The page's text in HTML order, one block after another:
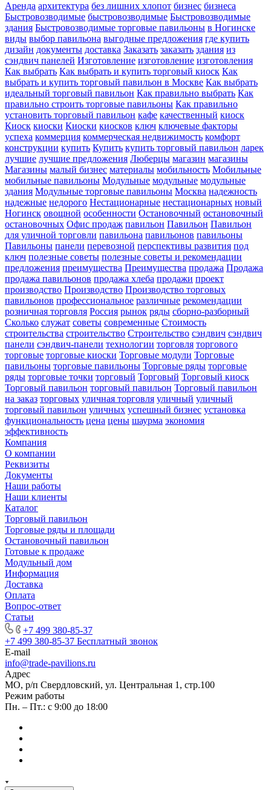
Аренда архитектура без лишних хлопот бизнес бизнеса
Быстровозводимые быстровозводимые Быстровозводимые
здания Быстровозводимые торговые павильоны в Ногинске
виды выбор павильона выгодные предложения где купить
дизайн документы доставка Заказать заказать здания из
сэндвич панелей Изготовление изготовление изготовления
Как выбрать Как выбрать и купить торговый киоск Как
выбрать и купить торговый павильон в Москве Как выбрать
идеальный торговый павильон Как правильно выбрать Как
правильно строить торговые павильоны Как правильно
установить торговый павильон кафе качественный киоск
Киоск киоски Киоски киосков ключ ключевые факторы
успеха коммерция коммерческая недвижимость комфорт
конструкции купить Купить купить торговый павильон ларек
лучшие лучшие предложения Люберцы магазин магазины
Магазины малый бизнес материалы мобильность Мобильные
мобильные павильоны Модульные модульные модульные
здания Модульные торговые павильоны Москва надежность
надежные недорого Нестационарные нестационарных новый
Ногинск овощной особенности Остановочный остановочный
остановочных Офис продаж павильон Павильон Павильон
для уличной торговли павильона павильонов павильоны
Павильоны панели перевозной перспективы развития под
ключ полезные советы полезные советы и рекомендации
предложения преимущества Преимущества продажа Продажа
продажа павильонов продажа хлеба продажи проект
производство Производство Производство торговых
павильонов профессиональное различные рекомендации
розничная торговля Россия рынок ряды сборно-разборный
Сколько служат советы современные Стоимость
строительства строительство Строительство сэндвич сэндвич
панели сэндвич-панели технологии торговля торгового
торговые торговые киоски Торговые модули Торговые
павильоны торговые павильоны Торговые ряды торговые
ряды торговые точки торговый Торговый Торговый киоск
Торговый павильон торговый павильон Торговый павильон
на заказ торговых уличная торговля уличный уличный
торговый павильон уличных успешный бизнес установка
функциональность цена цены шаурма экономия
эффективность
Компания
О компании
Реквизиты
Документы
Наши работы
Наши клиенты
Каталог
Торговый павильон
Торговые ряды и площади
Остановочный павильон
Готовые к продаже
Модульный дом
Информация
Доставка
Оплата
Вопрос-ответ
Статьи
+7 499 380-85-37
+7 499 380-85-37 Бесплатный звонок
E-mail
info@trade-pavilions.ru
Адрес
МО, р/п Свердловский, ул. Центральная 1, стр.100
Режим работы
Пн. – Пт.: с 9:00 до 18:00